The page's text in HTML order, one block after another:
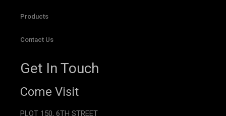
Products
Contact Us
Get In Touch
Come Visit
PLOT 150, 6TH STREET